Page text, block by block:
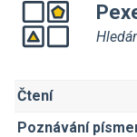
Čtení
Poznávání